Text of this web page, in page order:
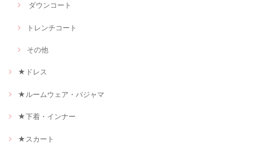
ダウンコート
トレンチコート
その他
★ドレス
★ルームウェア・パジャマ
★下着・インナー
★スカート